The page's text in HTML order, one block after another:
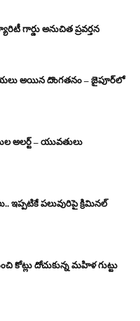
గార్డు అనుచిత ప్రవర్తన
అయిన దొంగతనం – జైపూర్‌లో
అలర్ట్ – యువతులు
ఇప్పటికే పలువురిపై క్రిమినల్
దోచుకున్న మహిళ గుట్టు